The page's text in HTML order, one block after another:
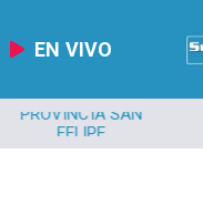
EN VIVO
PROVINCIA SAN
FELIPE